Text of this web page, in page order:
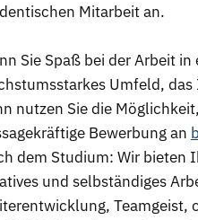
Mitarbeit an.
Sie Spaß bei der Arbeit
Umfeld,
nutzen Sie die
Bewerbung an
dem Studium: Wir bieten
und selbständiges
Teamgeist,